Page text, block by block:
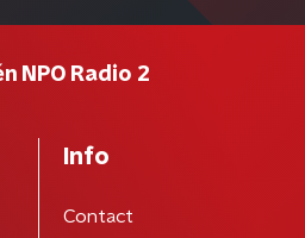
NPO Radio 2
Info
Contact